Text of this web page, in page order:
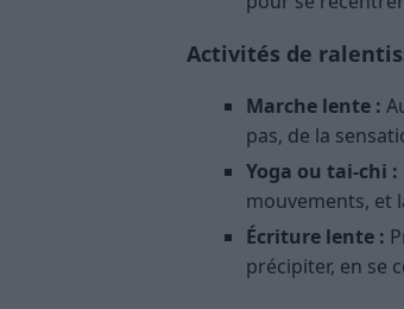
Activités de
Marche lente :
pas, de la
Yoga ou tai-chi :
mouvements, et
Écriture lente :
précipiter, en se